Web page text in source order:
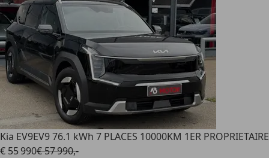
Kia EV9EV9 76.1 kWh 7 PLACES 10000KM 1ER PROPRIETAIRE
€ 55 990€ 57 990,-